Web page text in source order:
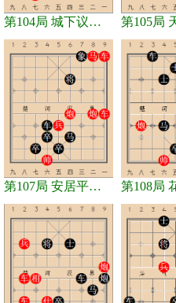
第104局 城下议和盟
第107局 安居平五路